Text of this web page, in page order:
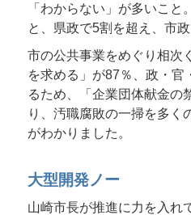
「わからない」が多いこと
と、県政で5割を超え、市政
市の公共事業をめぐり相次
を求める」が87％、政・官
るため、「企業団体献金の
り、汚職腐敗の一掃を多く
がわかりました。
大型開発ノー
山崎市長が推進に力を入れ